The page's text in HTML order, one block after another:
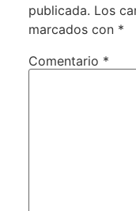
publicada. Los
marcados con *
Comentario *